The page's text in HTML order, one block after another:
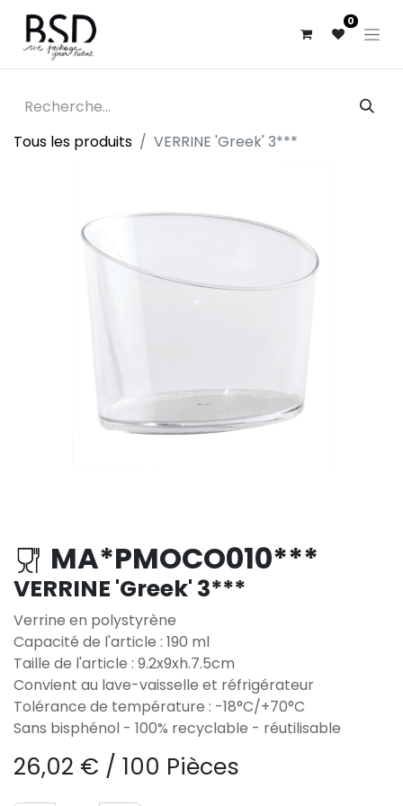
0
Tous les produits VERRINE 'Greek' 3***
MA*PMOCO010***
VERRINE 'Greek' 3***
Verrine en polystyrène
Capacité de l'article : 190 ml
Taille de l'article : 9.2x9xh.7.5cm
Convient au lave-vaisselle et réfrigérateur
Tolérance de température : -18°C/+70°C
Sans bisphénol - 100% recyclable - réutilisable
26,02 € / 100 Pièces